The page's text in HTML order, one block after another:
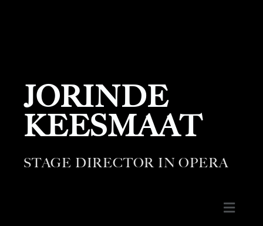
JORINDE
KEESMAAT
STAGE DIRECTOR IN OPERA